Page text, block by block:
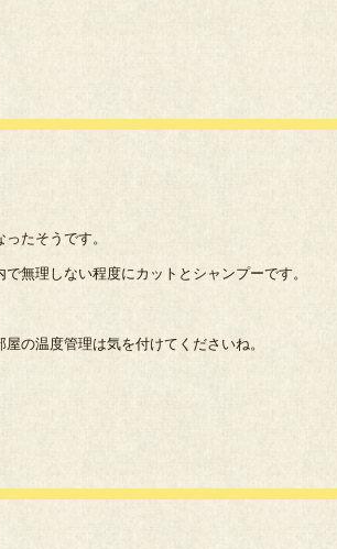
たそうです。
無理しない程度にカットとシャンプーです。
の温度管理は気を付けてくださいね。